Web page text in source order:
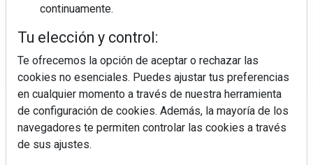
Correo electrónico
continuamente.
Tu elección y control:
Te ofrecemos la opción de aceptar o rechazar las
cookies no esenciales. Puedes ajustar tus preferencias
en cualquier momento a través de nuestra herramienta
de configuración de cookies. Además, la mayoría de los
navegadores te permiten controlar las cookies a través
de sus ajustes.